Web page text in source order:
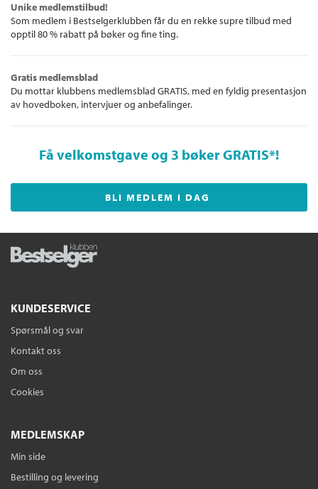
Unike medlemstilbud!
Som medlem i Bestselgerklubben får du en rekke supre tilbud med
opptil 80 % rabatt på bøker og fine ting.
Gratis medlemsblad
Du mottar klubbens medlemsblad GRATIS, med en fyldig presentasjon
av hovedboken, intervjuer og anbefalinger.
Få velkomstgave og 3 bøker GRATIS*!
BLI MEDLEM I DAG
KUNDESERVICE
Spørsmål og svar
Kontakt oss
Om oss
Cookies
MEDLEMSKAP
Min side
Bestilling og levering